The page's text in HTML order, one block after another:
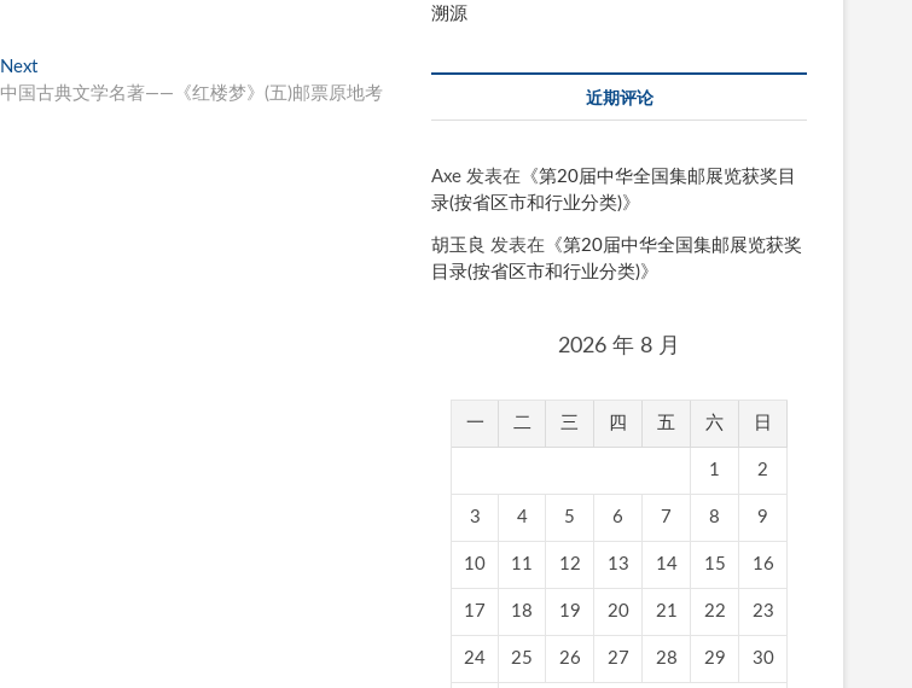
NextNext
post:
中国古典文学名著——《红楼梦》(五)邮票原地考
溯源
近期评论
Axe 发表在《第20届中华全国集邮展览获奖目
录(按省区市和行业分类)》
胡玉良 发表在《第20届中华全国集邮展览获奖
目录(按省区市和行业分类)》
2026 年 8 月
一 二 三 四 五 六 日
1 2
3 4 5 6 7 8 9
10 11 12 13 14 15 16
17 18 19 20 21 22 23
24 25 26 27 28 29 30